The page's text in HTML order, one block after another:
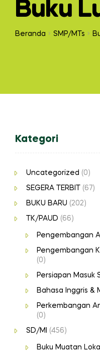
Buku
Beranda SMP/MTs
Kategori
Uncategorized (0)
SEGERA TERBIT (67)
BUKU BARU (202)
TK/PAUD (66)
Pengembangan
Pengembangan
(0)
Persiapan Masuk
Bahasa Inggris &
Perkembangan
(0)
SD/MI (456)
Buku Muatan Lokal